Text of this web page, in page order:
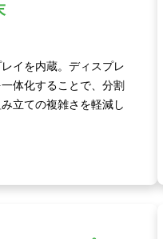
イを内蔵。ディスプレ
体化することで、分割
立ての複雑さを軽減し